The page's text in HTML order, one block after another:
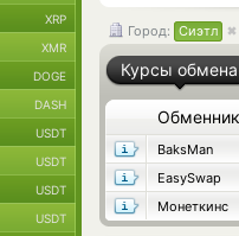
Город: Сиэтл
Курсы обмена
Обменник
BaksMan
EasySwap
Монеткинс
XRP
XMR
DOGE
DASH
USDT
USDT
USDT
USDT